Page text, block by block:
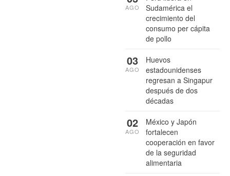
Sudamérica el
crecimiento del
consumo per cápita
de pollo
AGO
Huevos
estadounidenses
regresan a Singapur
después de dos
décadas
03
AGO
México y Japón
fortalecen
cooperación en favor
de la seguridad
alimentaria
02
AGO